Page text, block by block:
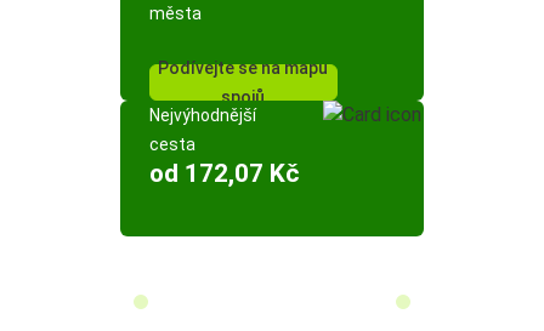
města
Podívejte se na mapu
spojů
Nejvýhodnější
cesta
od 172,07 Kč